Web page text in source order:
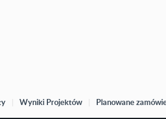
Wyniki Projektów Planowane